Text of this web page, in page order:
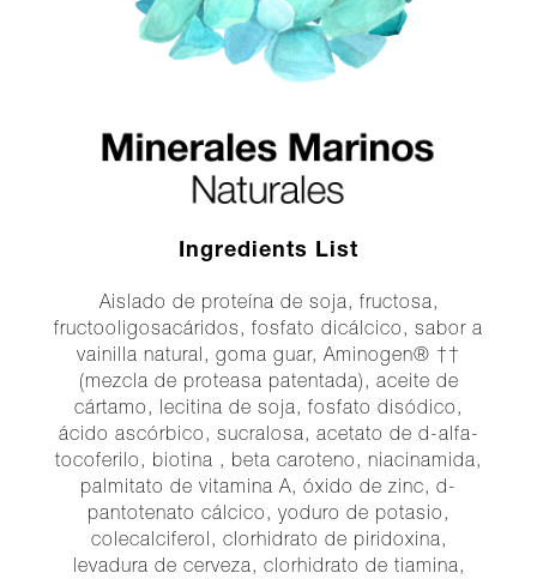
Ingredients List
Aislado de proteína de soja, fructosa,
fructooligosacáridos, fosfato dicálcico, sabor a
vainilla natural, goma guar, Aminogen® ††
(mezcla de proteasa patentada), aceite de
cártamo, lecitina de soja, fosfato disódico,
ácido ascórbico, sucralosa, acetato de d-alfa-
tocoferilo, biotina , beta caroteno, niacinamida,
palmitato de vitamina A, óxido de zinc, d-
pantotenato cálcico, yoduro de potasio,
colecalciferol, clorhidrato de piridoxina,
levadura de cerveza, clorhidrato de tiamina,